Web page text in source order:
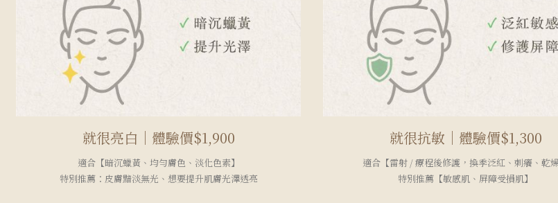
就很亮白｜體驗價$1,900
適合【暗沉蠟黃、均勻膚色、淡化色素】
特別推薦：皮膚黯淡無光、想要提升肌膚光澤透亮
就很抗敏｜體驗價$1,300
適合【雷射 / 療程後修護，換季泛紅、刺癢、乾燥
特別推薦【敏感肌、屏障受損肌】